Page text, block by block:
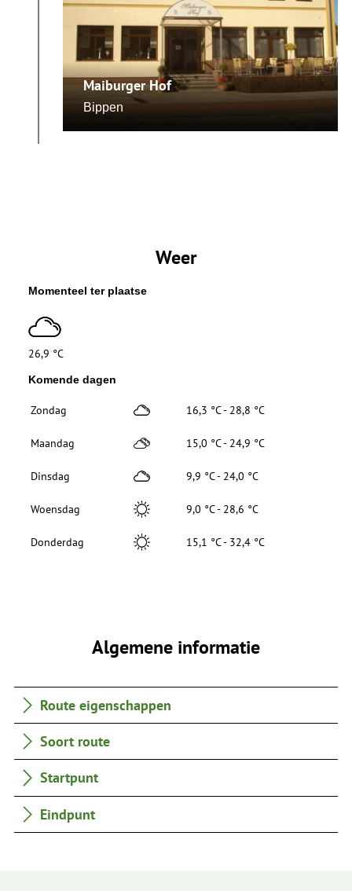
Maiburger Hof
Bippen
Weer
Momenteel ter plaatse
26,9 °C
Komende dagen
Zondag 16,3 °C - 28,8 °C
Maandag 15,0 °C - 24,9 °C
Dinsdag 9,9 °C - 24,0 °C
Woensdag 9,0 °C - 28,6 °C
Donderdag 15,1 °C - 32,4 °C
Algemene informatie
Route eigenschappen
Soort route
Startpunt
Eindpunt